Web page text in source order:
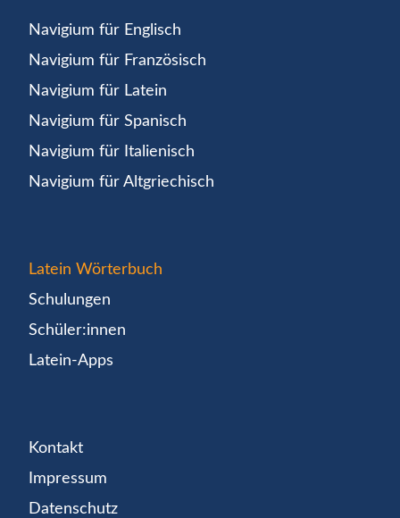
Navigium für Englisch
Navigium für Französisch
Navigium für Latein
Navigium für Spanisch
Navigium für Italienisch
Navigium für Altgriechisch
Latein Wörterbuch
Schulungen
Schüler:innen
Latein-Apps
Kontakt
Impressum
Datenschutz